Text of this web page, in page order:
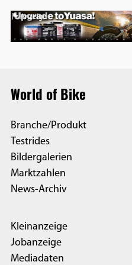
Anzeige
World of Bike
Branche/Produkt
Testrides
Bildergalerien
Marktzahlen
News-Archiv
Kleinanzeige
Jobanzeige
Mediadaten